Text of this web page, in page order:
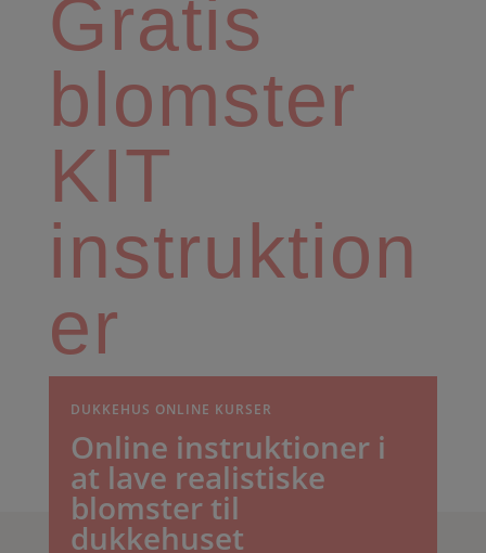
Gratis
blomster
KIT
instruktion
er
DUKKEHUS ONLINE KURSER
Online instruktioner i
at lave realistiske
blomster til
dukkehuset